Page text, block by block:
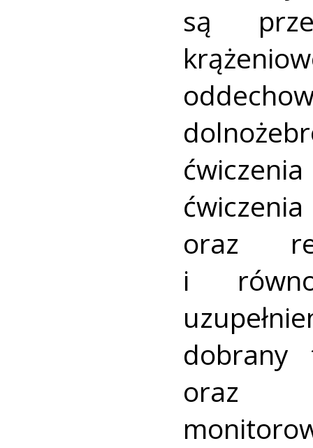
są
oraz
i
dobrany
oraz